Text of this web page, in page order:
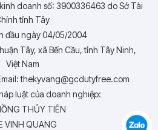
doanh số: 3900336463 do Sở Tài
tỉnh Tây
đầu ngày 04/05/2004
Tây, xã Bến Cầu, tỉnh Tây Ninh,
Việt Nam
thekyvang@gcdutyfree.com
luật của doanh nghiệp:
THỦY TIÊN
VINH QUANG